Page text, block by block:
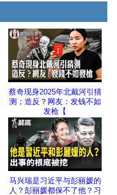
蔡奇现身2025年北戴河引猜
测；造反？网友：发钱不如
发枪【
马兴瑞是习近平与彭丽媛的
人？彭丽媛都保不了他？习